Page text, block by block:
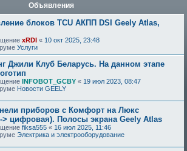
Объявления
блоков TCU АКПП DSI Geely Atlas,
xRDI « 10 окт 2025, 23:48
Услуги
Джили Клуб Беларусь. На данном этапе
INFOBOT_GCBY « 19 июл 2023, 08:47
Новости GEELY
приборов с Комфорт на Люкс
> цифровая). Полосы экрана Geely Atlas
fiksa555 « 16 июл 2025, 11:46
Электрика и электрооборудование